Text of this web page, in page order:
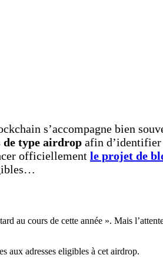
s’accompagne bien
de type airdrop afin d’identifier
officiellement le projet de
au cours de cette année ». Mais
aux adresses eligibles à cet airdrop.